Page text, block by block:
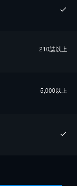
210誌以上
5,000以上